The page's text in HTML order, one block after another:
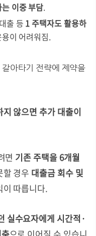
이중 부담.
출 등 1 주택자도 활용하
이 어려워짐.
아타기 전략에 제약을
않으면 추가 대출이
면 기존 주택을 6개월
할 경우 대출금 회수 및
따릅니다.
실수요자에게 시간적·